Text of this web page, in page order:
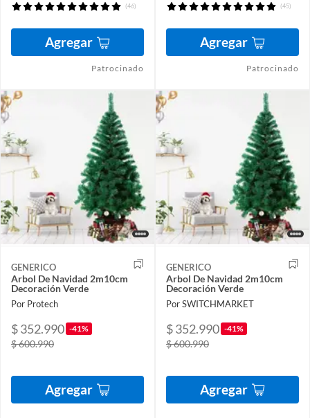
(46)
Agregar
Patrocinado
(45)
Agregar
Patrocinado
GENERICO
Arbol De Navidad 2m10cm
Decoración Verde
Por Protech
$ 352.990 -41%
$ 600.990
Agregar
GENERICO
Arbol De Navidad 2m10cm
Decoración Verde
Por SWITCHMARKET
$ 352.990 -41%
$ 600.990
Agregar